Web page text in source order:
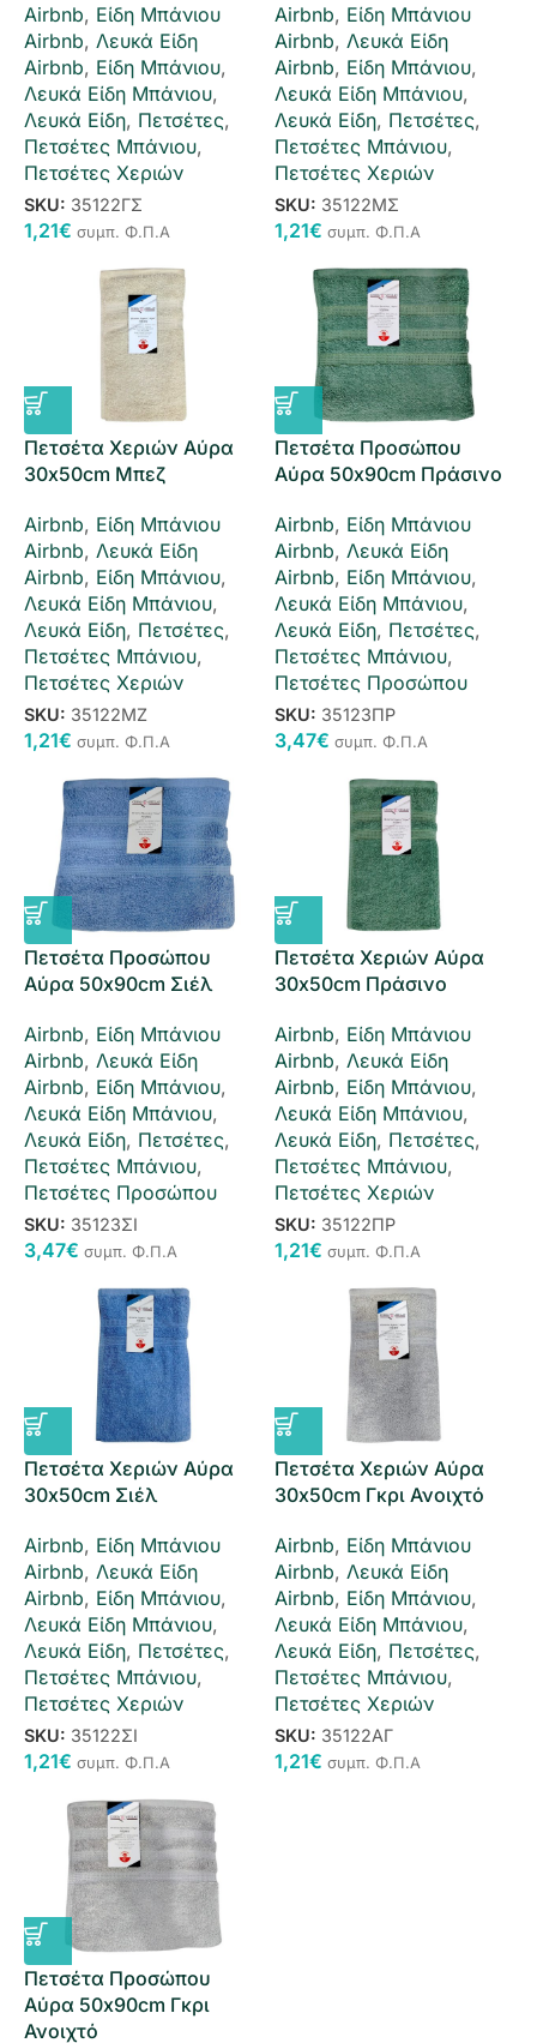
Airbnb, Είδη Μπάνιου
Airbnb, Λευκά Είδη
Airbnb, Είδη Μπάνιου,
Λευκά Είδη Μπάνιου,
Λευκά Είδη, Πετσέτες,
Πετσέτες Μπάνιου,
Πετσέτες Χεριών
SKU: 35122ΓΣ
1,21€ συμπ. Φ.Π.Α
Airbnb, Είδη Μπάνιου
Airbnb, Λευκά Είδη
Airbnb, Είδη Μπάνιου,
Λευκά Είδη Μπάνιου,
Λευκά Είδη, Πετσέτες,
Πετσέτες Μπάνιου,
Πετσέτες Χεριών
SKU: 35122ΜΣ
1,21€ συμπ. Φ.Π.Α
Πετσέτα Χεριών Αύρα
30x50cm Μπεζ
Airbnb, Είδη Μπάνιου
Airbnb, Λευκά Είδη
Airbnb, Είδη Μπάνιου,
Λευκά Είδη Μπάνιου,
Λευκά Είδη, Πετσέτες,
Πετσέτες Μπάνιου,
Πετσέτες Χεριών
SKU: 35122ΜΖ
1,21€ συμπ. Φ.Π.Α
Πετσέτα Προσώπου
Αύρα 50x90cm Πράσινο
Airbnb, Είδη Μπάνιου
Airbnb, Λευκά Είδη
Airbnb, Είδη Μπάνιου,
Λευκά Είδη Μπάνιου,
Λευκά Είδη, Πετσέτες,
Πετσέτες Μπάνιου,
Πετσέτες Προσώπου
SKU: 35123ΠΡ
3,47€ συμπ. Φ.Π.Α
Πετσέτα Προσώπου
Αύρα 50x90cm Σιέλ
Airbnb, Είδη Μπάνιου
Airbnb, Λευκά Είδη
Airbnb, Είδη Μπάνιου,
Λευκά Είδη Μπάνιου,
Λευκά Είδη, Πετσέτες,
Πετσέτες Μπάνιου,
Πετσέτες Προσώπου
SKU: 35123ΣΙ
3,47€ συμπ. Φ.Π.Α
Πετσέτα Χεριών Αύρα
30x50cm Πράσινο
Airbnb, Είδη Μπάνιου
Airbnb, Λευκά Είδη
Airbnb, Είδη Μπάνιου,
Λευκά Είδη Μπάνιου,
Λευκά Είδη, Πετσέτες,
Πετσέτες Μπάνιου,
Πετσέτες Χεριών
SKU: 35122ΠΡ
1,21€ συμπ. Φ.Π.Α
Πετσέτα Χεριών Αύρα
30x50cm Σιέλ
Airbnb, Είδη Μπάνιου
Airbnb, Λευκά Είδη
Airbnb, Είδη Μπάνιου,
Λευκά Είδη Μπάνιου,
Λευκά Είδη, Πετσέτες,
Πετσέτες Μπάνιου,
Πετσέτες Χεριών
SKU: 35122ΣΙ
1,21€ συμπ. Φ.Π.Α
Πετσέτα Χεριών Αύρα
30x50cm Γκρι Ανοιχτό
Airbnb, Είδη Μπάνιου
Airbnb, Λευκά Είδη
Airbnb, Είδη Μπάνιου,
Λευκά Είδη Μπάνιου,
Λευκά Είδη, Πετσέτες,
Πετσέτες Μπάνιου,
Πετσέτες Χεριών
SKU: 35122ΑΓ
1,21€ συμπ. Φ.Π.Α
Πετσέτα Προσώπου
Αύρα 50x90cm Γκρι
Ανοιχτό